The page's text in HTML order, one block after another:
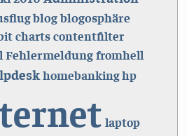
blogblogosphäre
chartscontentfilter
Fehlermeldungfromhell
homebankinghp
laptop